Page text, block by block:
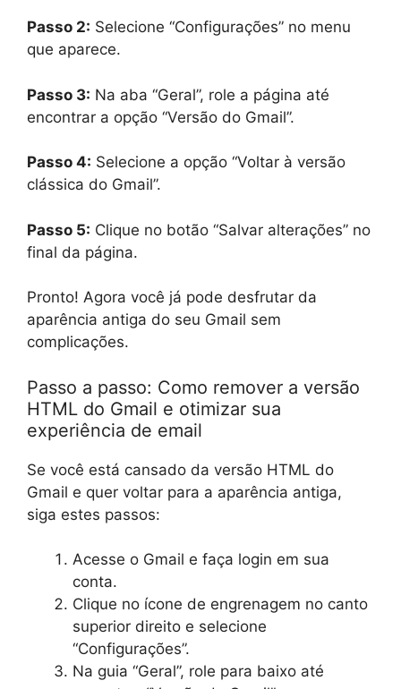
Passo 2: Selecione “Configurações” no menu
que aparece.
Passo 3: Na aba “Geral”, role a página até
encontrar a opção “Versão do Gmail”.
Passo 4: Selecione a opção “Voltar à versão
clássica do Gmail”.
Passo 5: Clique no botão “Salvar alterações” no
final da página.
Pronto! Agora você já pode desfrutar da
aparência antiga do seu Gmail sem
complicações.
Passo a passo: Como remover a versão
HTML do Gmail e otimizar sua
experiência de email
Se você está cansado da versão HTML do
Gmail e quer voltar para a aparência antiga,
siga estes passos:
Acesse o Gmail e faça login em sua
conta.
Clique no ícone de engrenagem no canto
superior direito e selecione
“Configurações”.
Na guia “Geral”, role para baixo até